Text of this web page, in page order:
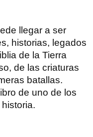
llegar a ser
historias, legados
de la Tierra
de las criaturas
batallas.
de uno de los